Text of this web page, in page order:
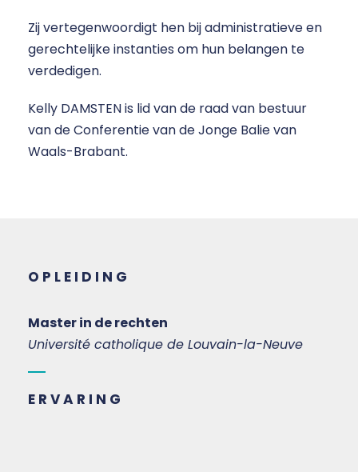
Zij vertegenwoordigt hen bij administratieve en
gerechtelijke instanties om hun belangen te
verdedigen.
Kelly DAMSTEN is lid van de raad van bestuur
van de Conferentie van de Jonge Balie van
Waals-Brabant.
OPLEIDING
Master in de rechten
Université catholique de Louvain-la-Neuve
ERVARING